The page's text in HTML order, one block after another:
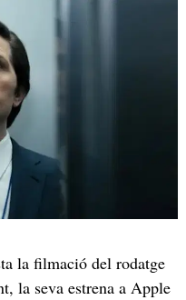
la filmació del rodatge
la seva estrena a Apple